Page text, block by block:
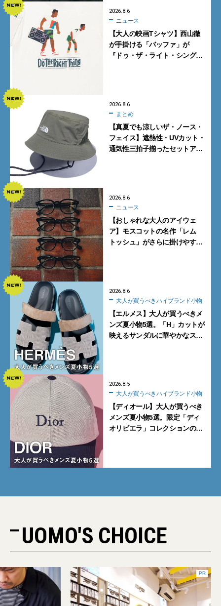
2026.8.6
ニュース
【大人の映画Tシャツ】西山徹
が手掛ける「バッファ」が
『ドゥ・ザ・ライト・シング』
2026.8.6
まとめ
【真夏でも涼しいザ・ノース・
フェイス】遮熱性・UVカット・
通気性三拍子揃ったセットアッ
2026.8.6
ニュース
【おしゃれな大人のアイウェ
ア】モスコットの名作「レム
トッシュ」がさらに掛けやす
2026.8.6
大人が買うべきハイブランド小物
【エルメス】大人が買うべきメ
ンズ夏小物5選。「H」カットが
映えるサンダルに華やかなス
2026.8.5
大人が買うべきハイブランド小物
【ディオール】大人が買うべき
メンズ夏小物5選。限定「ディ
オリビエラ」コレクションの
UOMO'S CHOICE